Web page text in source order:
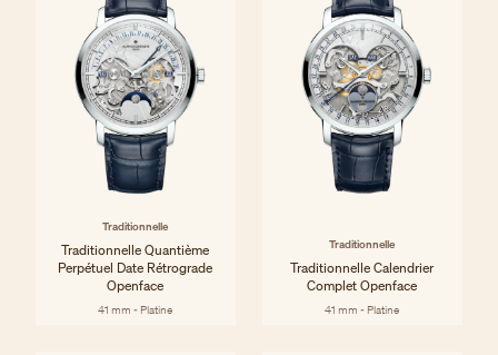
Traditionnelle
Traditionnelle Quantième
Perpétuel Date Rétrograde
Openface
41 mm - Platine
Traditionnelle
Traditionnelle Calendrier
Complet Openface
41 mm - Platine